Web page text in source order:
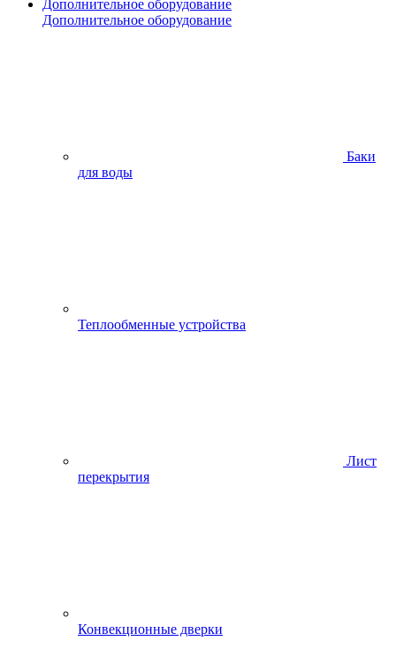
Дополнительное оборудование
Дополнительное оборудование
Баки
для воды
Теплообменные устройства
Лист
перекрытия
Конвекционные дверки